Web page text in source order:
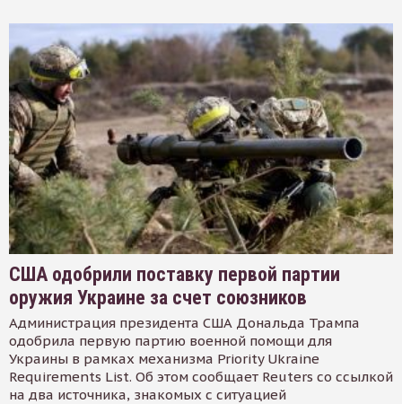
США одобрили поставку первой партии
оружия Украине за счет союзников
Администрация президента США Дональда Трампа
одобрила первую партию военной помощи для
Украины в рамках механизма Priority Ukraine
Requirements List. Об этом сообщает Reuters со ссылкой
на два источника, знакомых с ситуацией